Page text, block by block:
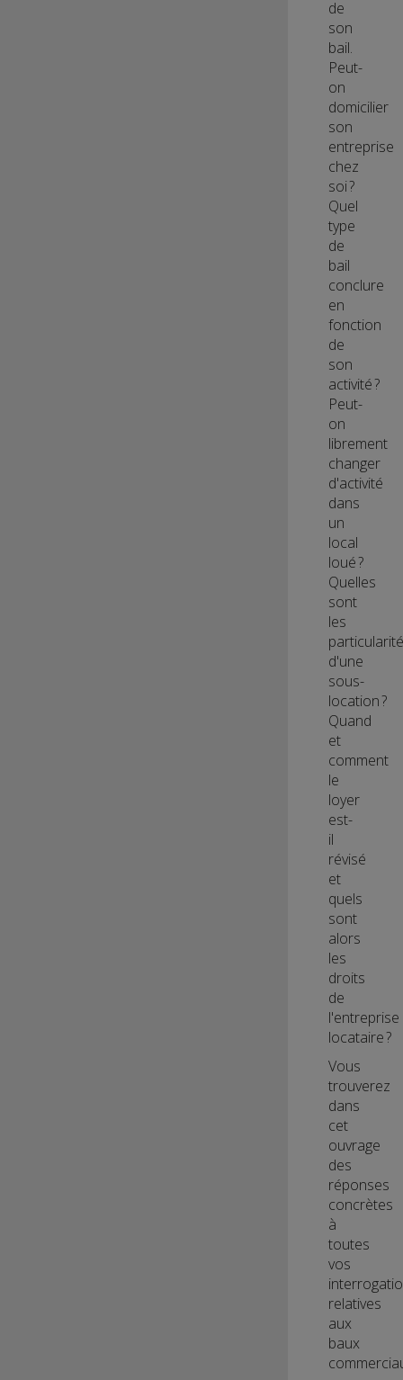
de
son
bail.
Peut-
on
domicilier
son
entreprise
chez
soi ?
Quel
type
de
bail
conclure
en
fonction
de
son
activité ?
Peut-
on
librement
changer
d'activité
dans
un
local
loué ?
Quelles
sont
les
d'une
sous-
location ?
Quand
et
comment
le
loyer
est-
il
révisé
et
quels
sont
alors
les
droits
de
l'entreprise
locataire ?
Vous
trouverez
dans
cet
ouvrage
des
réponses
concrètes
à
toutes
vos
relatives
aux
baux